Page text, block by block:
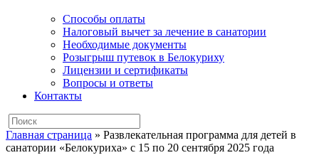
Способы оплаты
Налоговый вычет за лечение в санатории
Необходимые документы
Розыгрыш путевок в Белокуриху
Лицензии и сертификаты
Вопросы и ответы
Контакты
Главная страница » Развлекательная программа для детей в
санатории «Белокуриха» с 15 по 20 сентября 2025 года